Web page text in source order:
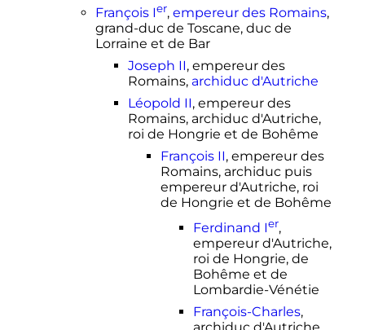
François Ier, empereur des Romains,
grand-duc de Toscane, duc de
Lorraine et de Bar
Joseph II, empereur des
Romains, archiduc d'Autriche
Léopold II, empereur des
Romains, archiduc d'Autriche,
roi de Hongrie et de Bohême
François II, empereur des
Romains, archiduc puis
empereur d'Autriche, roi
de Hongrie et de Bohême
Ferdinand Ier,
empereur d'Autriche,
roi de Hongrie, de
Bohême et de
Lombardie-Vénétie
François-Charles,